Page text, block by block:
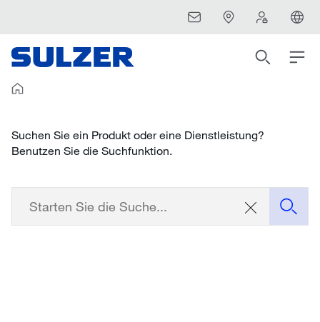
Suchen Sie ein Produkt oder eine Dienstleistung?
Benutzen Sie die Suchfunktion.